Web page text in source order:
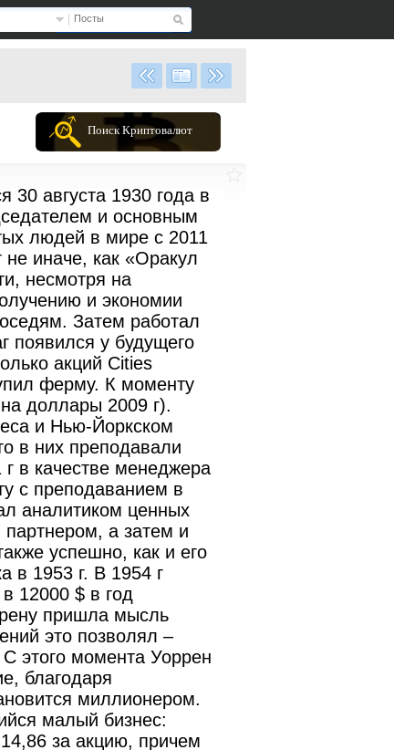
Посты
Поиск Криптовалют
30 августа 1930 года в
и основным
людей в мире с 2011
иначе, как «Оракул
несмотря на
и экономии
Затем работал
появился у будущего
акций Cities
ферму. К моменту
доллары 2009 г).
и Нью-Йоркском
в них преподавали
в качестве менеджера
с преподаванием в
аналитиком ценных
а затем и
успешно, как и его
в 1953 г. В 1954 г
12000 $ в год
пришла мысль
это позволял –
этого момента Уоррен
благодаря
миллионером.
малый бизнес:
за акцию, причем